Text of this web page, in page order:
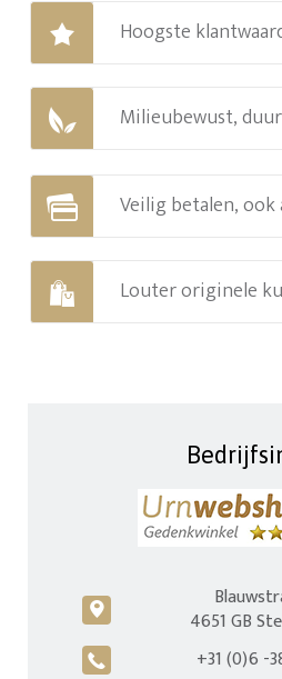
Hoogste
Milieubewust,
Veilig betalen,
Louter originele
c
4651 GB
A +31 (0)6 -